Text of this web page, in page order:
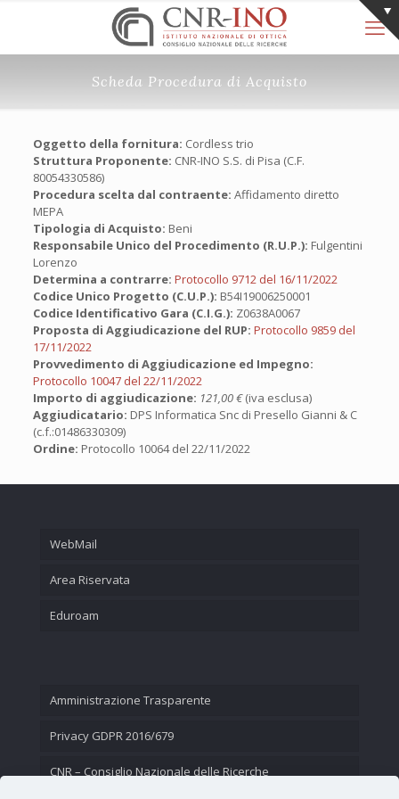
Scheda Procedura di Acquisto
Oggetto della fornitura: Cordless trio
Struttura Proponente: CNR-INO S.S. di Pisa (C.F.
80054330586)
Procedura scelta dal contraente: Affidamento diretto
MEPA
Tipologia di Acquisto: Beni
Responsabile Unico del Procedimento (R.U.P.): Fulgentini
Lorenzo
Determina a contrarre: Protocollo 9712 del 16/11/2022
Codice Unico Progetto (C.U.P.): B54I19006250001
Codice Identificativo Gara (C.I.G.): Z0638A0067
Proposta di Aggiudicazione del RUP: Protocollo 9859 del
17/11/2022
Provvedimento di Aggiudicazione ed Impegno:
Protocollo 10047 del 22/11/2022
Importo di aggiudicazione: 121,00 €(iva esclusa)
Aggiudicatario: DPS Informatica Snc di Presello Gianni & C
(c.f.:01486330309)
Ordine: Protocollo 10064 del 22/11/2022
WebMail
Area Riservata
Eduroam
Amministrazione Trasparente
Privacy GDPR 2016/679
CNR – Consiglio Nazionale delle Ricerche